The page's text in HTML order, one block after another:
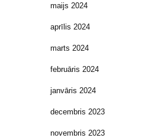
maijs 2024
aprīlis 2024
marts 2024
februāris 2024
janvāris 2024
decembris 2023
novembris 2023